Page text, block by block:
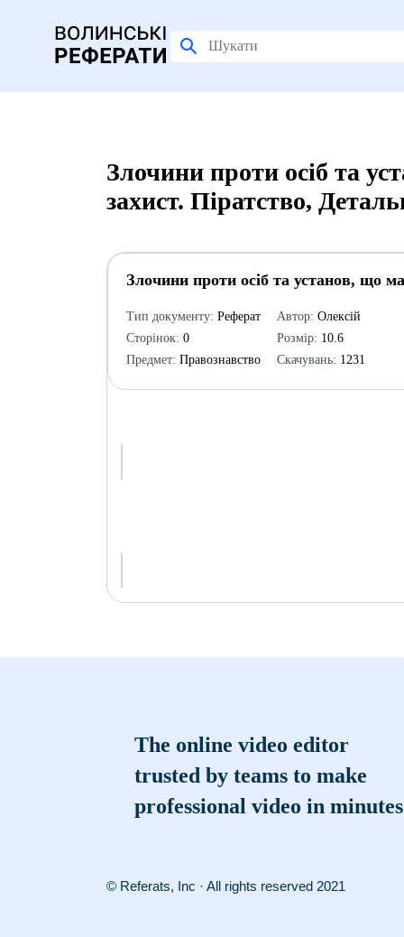
Злочини проти осіб та
захист. Піратство,
Злочини проти осіб та установ, що
Тип документу: Реферат
Сторінок: 0
Предмет: Правознавство
Автор: Олексій
Розмір: 10.6
Скачувань: 1231
The online video editor
trusted by teams to make
professional video in minutes
© Referats, Inc · All rights reserved 2021